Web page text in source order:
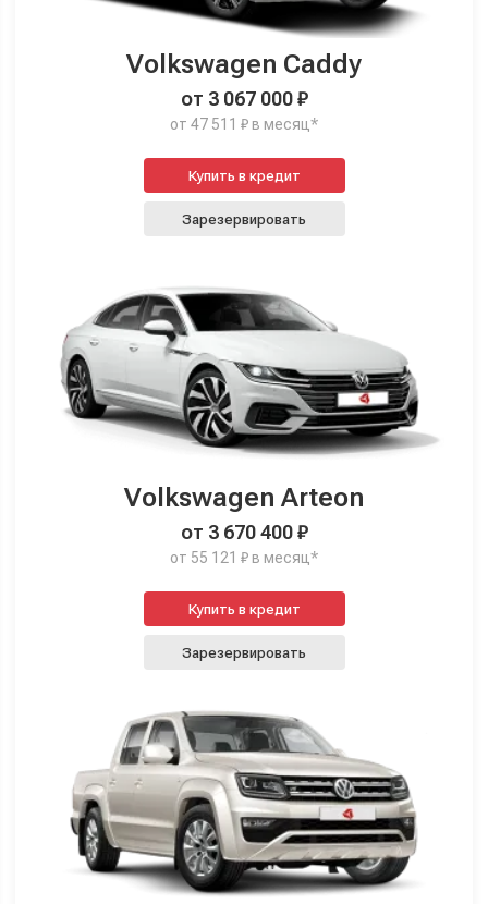
Volkswagen Caddy
от 3 067 000 ₽
от 47 511 ₽ в месяц*
Купить в кредит
Зарезервировать
Volkswagen Arteon
от 3 670 400 ₽
от 55 121 ₽ в месяц*
Купить в кредит
Зарезервировать